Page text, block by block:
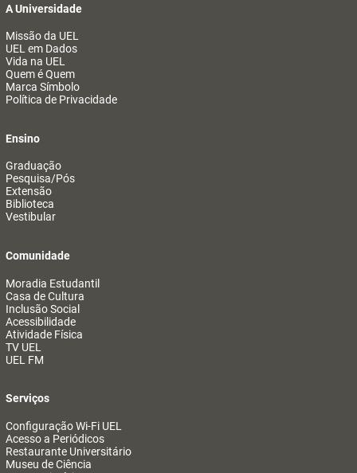
A Universidade
Missão da UEL
UEL em Dados
Vida na UEL
Quem é Quem
Marca Símbolo
Política de Privacidade
Ensino
Graduação
Pesquisa/Pós
Extensão
Biblioteca
Vestibular
Comunidade
Moradia Estudantil
Casa de Cultura
Inclusão Social
Acessibilidade
Atividade Física
TV UEL
UEL FM
Serviços
Configuração Wi-Fi UEL
Acesso a Periódicos
Restaurante Universitário
Museu de Ciência